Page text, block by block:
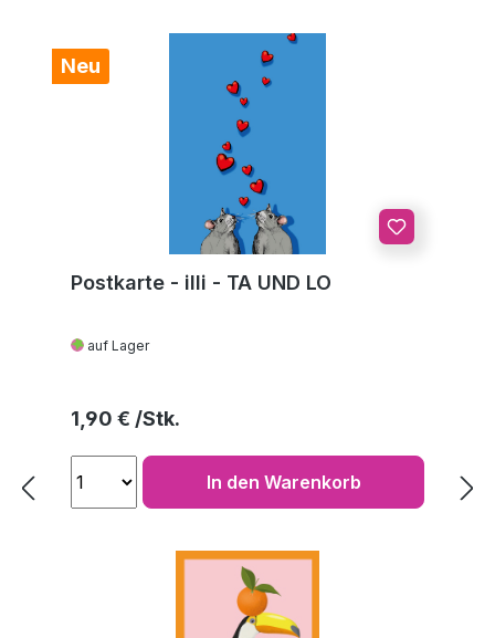
Neu
Postkarte - illi - TA UND LO
auf Lager
Regulärer Preis:
1,90 €
In den Warenkorb